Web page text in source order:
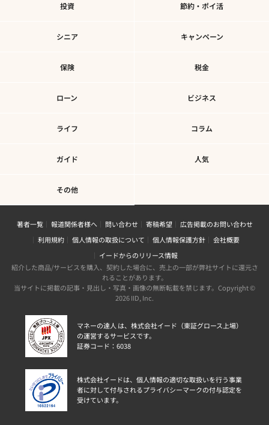
投資 節約・ポイ活
シニア キャンペーン
保険 税金
ローン ビジネス
ライフ コラム
ガイド 人気
その他
著者一覧 報道関係者様へ 問い合わせ 寄稿希望
広告掲載のお問い合わせ
利用規約
個人情報の取扱について 個人情報保護方針
会社概要
イードからのリリース情報
紹介した商品/サービスを購入、契約した場合に、売上の一部が弊社サイトに還元さ
れることがあります。
当サイトに掲載の記事・見出し・写真・画像の無断転載を禁じます。Copyright ©
2026 IID, Inc.
マネーの達人 は、株式会社イード（東証グロース上場）
の運営するサービスです。
証券コード：6038
株式会社イードは、個人情報の適切な取扱いを行う事業
者に対して付与されるプライバシーマークの付与認定を
受けています。